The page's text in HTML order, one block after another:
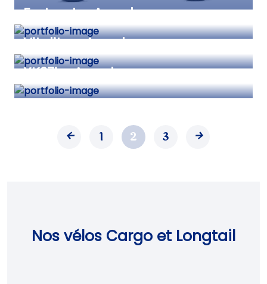
E-street – Arcade
Vitality – Arcade
XK27i – Arcade
1 2 3
Nos vélos Cargo et Longtail